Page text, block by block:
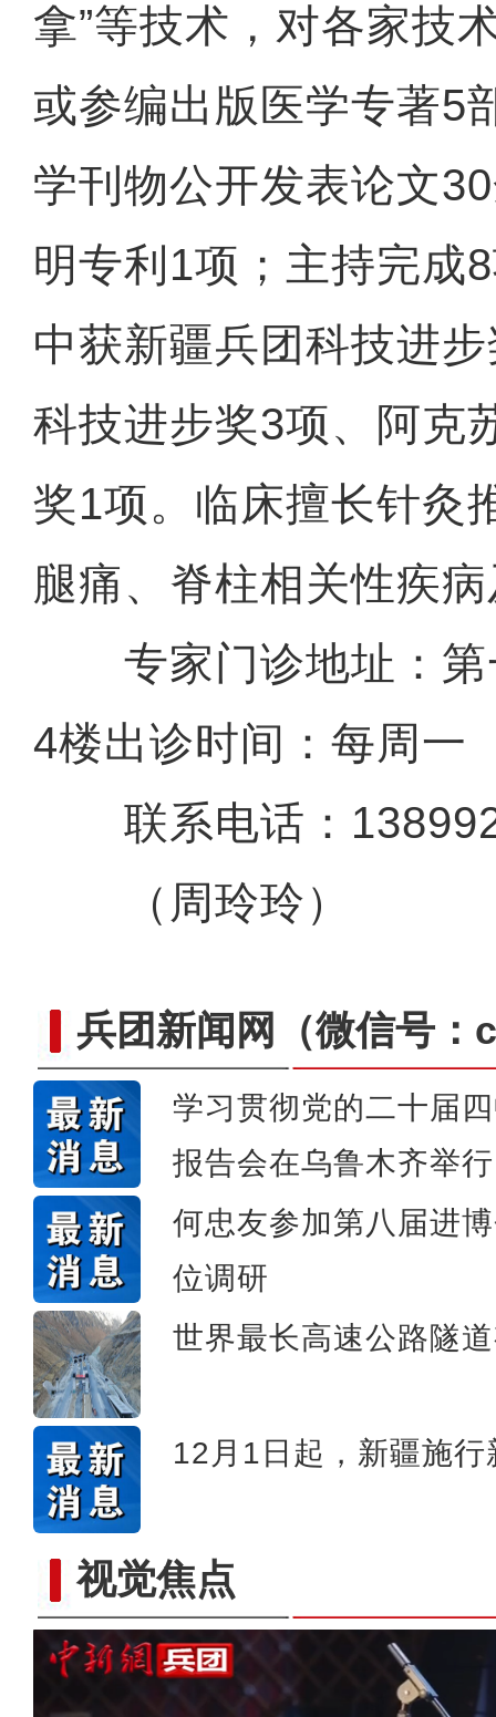
拿”等技术，对各家技
或参编出版医学专著5
学刊物公开发表论文
明专利1项；主持完成
中获新疆兵团科技进
科技进步奖3项、阿克
奖1项。临床擅长针灸
腿痛、脊柱相关性疾
专家门诊地址：第
4楼出诊时间：每周一
联系电话：
（周玲玲）
兵团新闻网 （微信号
学习贯彻党的二十届
报告会在乌鲁木齐举行
何忠友参加第八届进
位调研
世界最长高速公路隧
12月1日起，新疆施
视觉焦点
侨乡故事 | 荣成：我很荣幸
【与你为邻】吉尔吉斯斯坦